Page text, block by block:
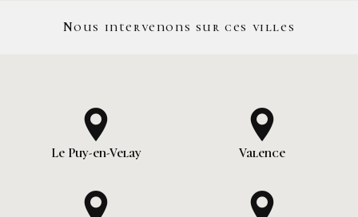
Nous intervenons sur ces villes
Le Puy-en-Velay Valence